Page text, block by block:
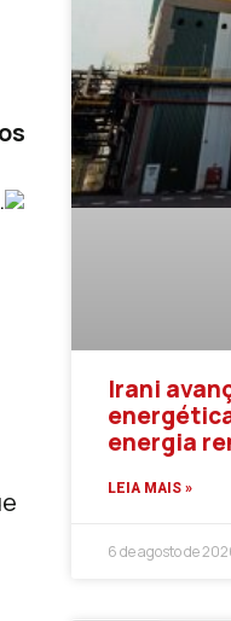
Irani
energia
LEIA MAIS »
6 de agosto de